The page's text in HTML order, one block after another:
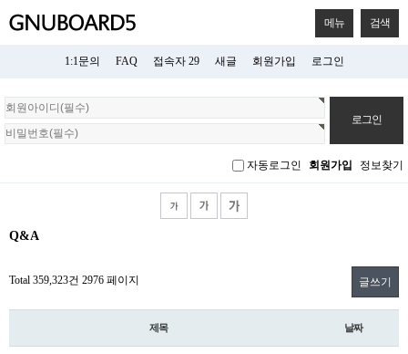
메뉴 검색
1:1문의 FAQ 접속자 29 새글 회원가입 로그인
회
원
로
자동로그인 회원가입 정보찾기
Q&A
Total 359,323건 2976 페이지 글쓰기
제목 날짜